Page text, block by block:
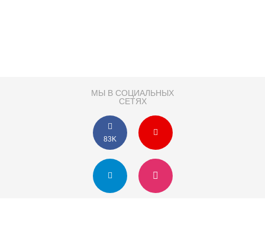
МЫ В СОЦИАЛЬНЫХ
СЕТЯХ
83K